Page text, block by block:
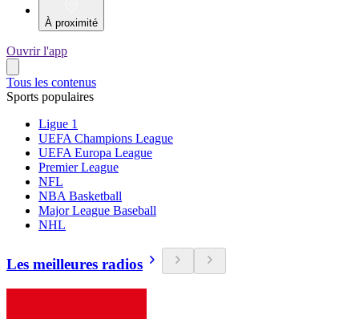
À proximité
Ouvrir l'app
Tous les contenus
Sports populaires
Ligue 1
UEFA Champions League
UEFA Europa League
Premier League
NFL
NBA Basketball
Major League Baseball
NHL
Les meilleures radios